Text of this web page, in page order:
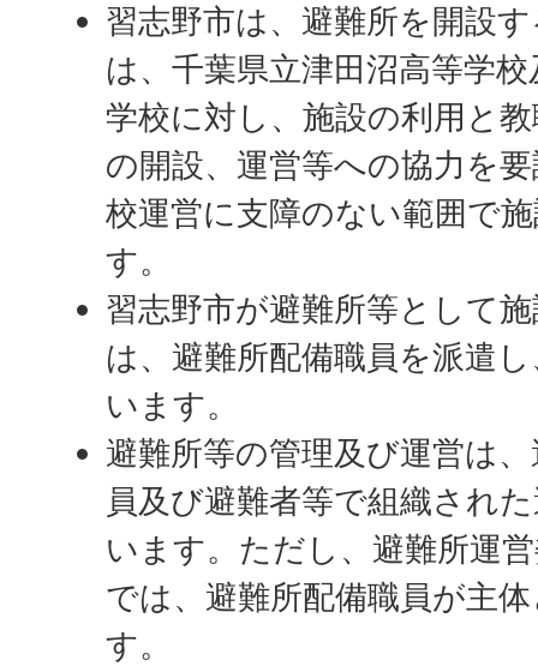
習志野市は、避難所を開設
は、千葉県立津田沼高等学
学校に対し、施設の利用と
の開設、運営等への協力を
校運営に支障のない範囲で
す。
習志野市が避難所等として
は、避難所配備職員を派遣
います。
避難所等の管理及び運営は
員及び避難者等で組織され
います。ただし、避難所運
では、避難所配備職員が主
す。